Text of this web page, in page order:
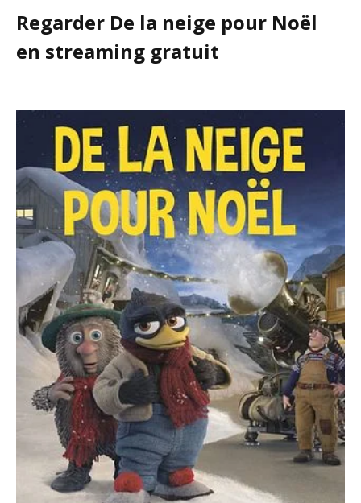
Regarder De la neige pour Noël
en streaming gratuit